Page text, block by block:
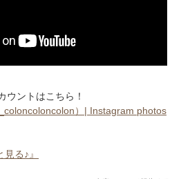
ウントはこちら！
）| Instagram photos
見る♪』